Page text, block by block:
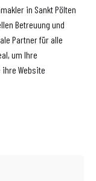
in Sankt Pölten
Betreuung und
Partner für alle
um Ihre
Website